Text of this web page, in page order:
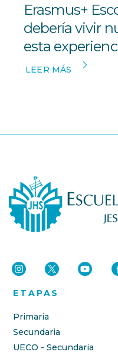
Erasmus+
debería vivir
esta
LEER MÁS
ETAPAS
Primaria
Secundaria
UECO - Secundaria